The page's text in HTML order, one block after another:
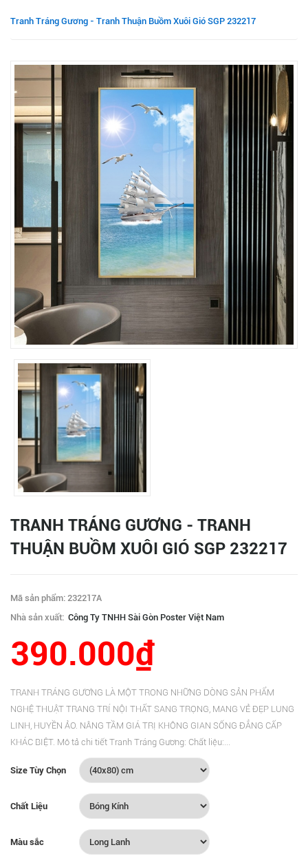
Tranh Tráng Gương - Tranh Thuận Buồm Xuôi Gió SGP 232217
TRANH TRÁNG GƯƠNG - TRANH
THUẬN BUỒM XUÔI GIÓ SGP 232217
Mã sản phẩm: 232217A
Nhà sản xuất: Công Ty TNHH Sài Gòn Poster Việt Nam
390.000₫
TRANH TRÁNG GƯƠNG LÀ MỘT TRONG NHỮNG DÒNG SẢN PHẨM
NGHỆ THUẬT TRANG TRÍ NỘI THẤT SANG TRỌNG, MANG VẺ ĐẸP LUNG
LINH, HUYỀN ẢO. NÂNG TẦM GIÁ TRỊ KHÔNG GIAN SỐNG ĐẲNG CẤP
KHÁC BIỆT. Mô tả chi tiết Tranh Tráng Gương: Chất liệu:...
Size Tùy Chọn
Chất Liệu
Màu sắc